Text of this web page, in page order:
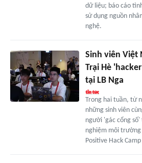
dữ liệu; báo cáo
sử dụng nguồn
nghệ.
Sinh viên Việt
Trại Hè
tại LB Nga
Trong hai tuần, từ
những sinh viên
người 'gác cổng
nghiệm môi trường
Positive Hack